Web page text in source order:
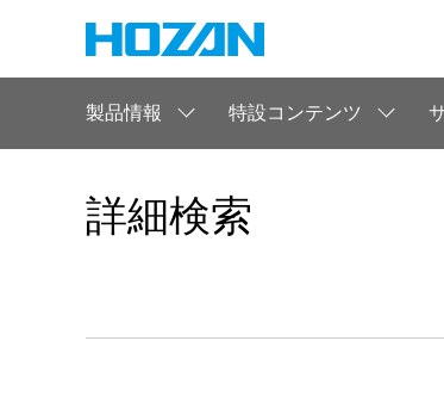
製品情報 特設コンテンツ
詳細検索